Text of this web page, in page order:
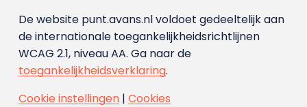
De website punt.avans.nl voldoet gedeeltelijk aan
de internationale toegankelijkheidsrichtlijnen
WCAG 2.1, niveau AA. Ga naar de
toegankelijkheidsverklaring.
Cookie instellingen| Cookies